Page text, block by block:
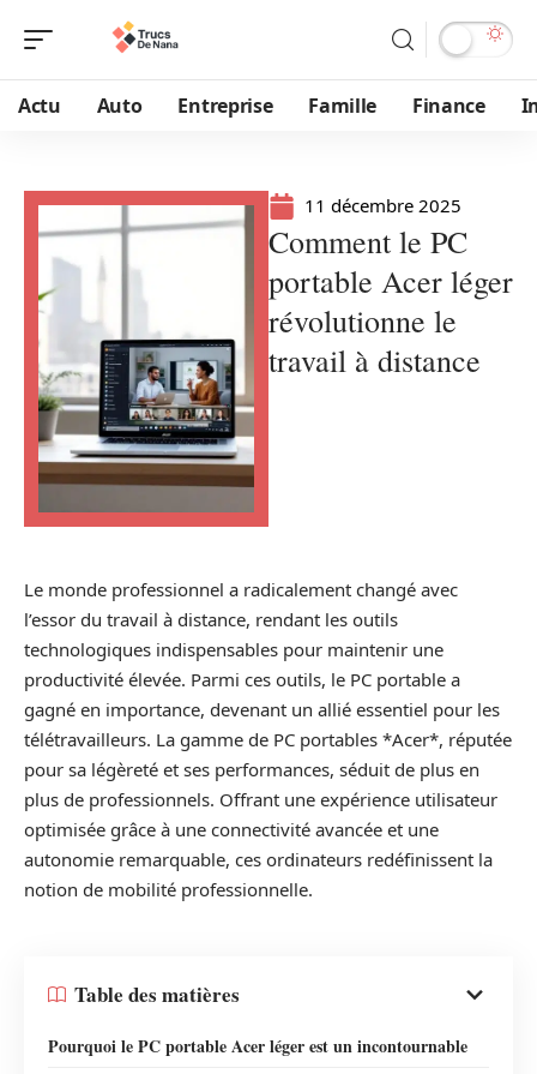
Actu Auto Entreprise Famille Finance
11 décembre 2025
Comment le PC
portable Acer léger
révolutionne le
travail à distance
Le monde professionnel a radicalement changé avec
l’essor du travail à distance, rendant les outils
technologiques indispensables pour maintenir une
productivité élevée. Parmi ces outils, le PC portable a
gagné en importance, devenant un allié essentiel pour les
télétravailleurs. La gamme de PC portables *Acer*, réputée
pour sa légèreté et ses performances, séduit de plus en
plus de professionnels. Offrant une expérience utilisateur
optimisée grâce à une connectivité avancée et une
autonomie remarquable, ces ordinateurs redéfinissent la
notion de mobilité professionnelle.
Table des matières
Pourquoi le PC portable Acer léger est un incontournable